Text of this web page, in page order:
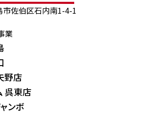
市佐伯区石内南1-4-1
業
野店
呉東店
ンボ